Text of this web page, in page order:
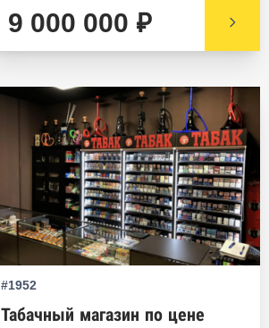
9 000 000 ₽
#1952
Табачный магазин по цене